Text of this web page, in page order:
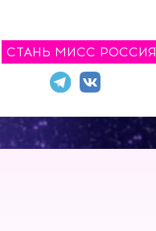
СТАНЬ МИСС РОССИЯ